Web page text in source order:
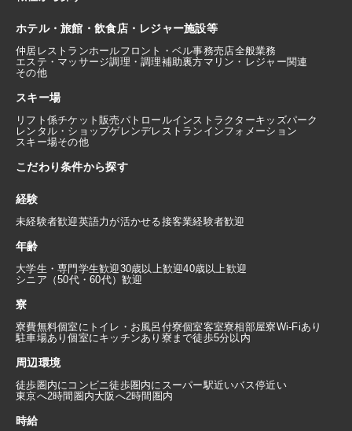
ホテル・旅館・飲食店・レジャー施設等
仲居 レストランホールフロント・ベル事務売店全般業務
エステ・マッサージ調理・調理補助裏方マリン・レジャー関連
その他
スキー場
リフト係チケット販売パトロールインストラクターキッズパーク
レンタル・ショップゲレンデレストラン インフォメーション
スキー場その他
こだわり条件から探す
経験
未経験者歓迎英語力が活かせる接客業経験者歓迎
年齢
大学生・専門学生歓迎30歳以上歓迎40歳以上歓迎
シニア（50代・60代）歓迎
寮
寮費無料個室にトイレ・お風呂付寮個室客室寮相部屋寮Wi-Fiあり
駐車場あり個室にキッチンあり 寮まで徒歩5分以内
周辺環境
徒歩圏内にコンビニ徒歩圏内にスーパー駅近いバス停近い
東京へ2時間圏内大阪へ2時間圏内
時給